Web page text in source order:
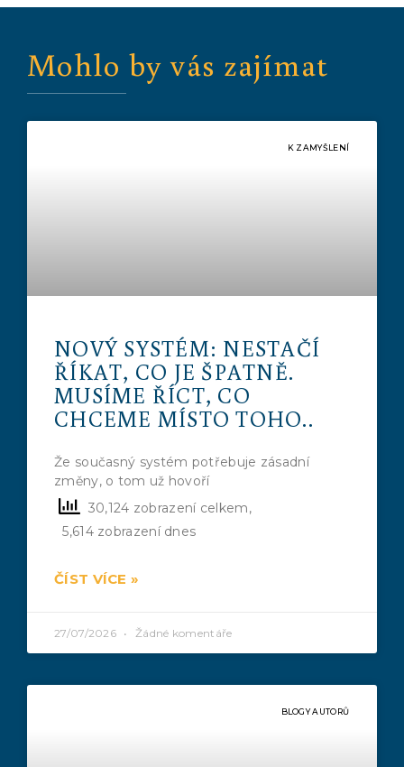
Mohlo by vás zajímat
K ZAMYŠLENÍ
NOVÝ SYSTÉM: NESTAČÍ
ŘÍKAT, CO JE ŠPATNĚ.
MUSÍME ŘÍCT, CO
CHCEME MÍSTO TOHO..
Že současný systém potřebuje zásadní
změny, o tom už hovoří
30,124 zobrazení celkem,
5,614 zobrazení dnes
ČÍST VÍCE »
27/07/2026 Žádné komentáře
BLOGY AUTORŮ